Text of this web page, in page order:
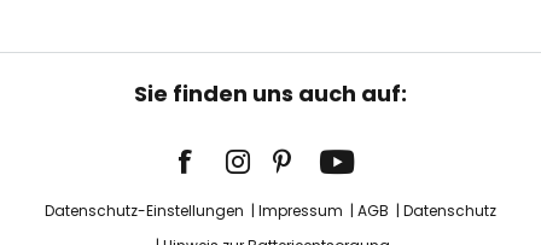
Sie finden uns auch auf:
Datenschutz-Einstellungen Impressum AGB
Datenschutz